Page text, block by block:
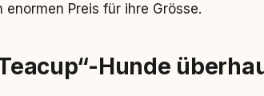
enormen Preis für ihre Grösse.
Hunde